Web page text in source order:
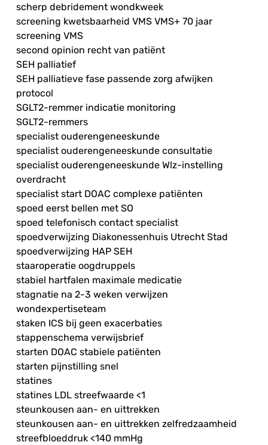
scherp debridement wondkweek
screening kwetsbaarheid VMS VMS+ 70 jaar
screening VMS
second opinion recht van patiënt
SEH palliatief
SEH palliatieve fase passende zorg afwijken
protocol
SGLT2-remmer indicatie monitoring
SGLT2-remmers
specialist ouderengeneeskunde
specialist ouderengeneeskunde consultatie
specialist ouderengeneeskunde Wlz-instelling
overdracht
specialist start DOAC complexe patiënten
spoed eerst bellen met SO
spoed telefonisch contact specialist
spoedverwijzing Diakonessenhuis Utrecht Stad
spoedverwijzing HAP SEH
staaroperatie oogdruppels
stabiel hartfalen maximale medicatie
stagnatie na 2-3 weken verwijzen
wondexpertiseteam
staken ICS bij geen exacerbaties
stappenschema verwijsbrief
starten DOAC stabiele patiënten
starten pijnstilling snel
statines
statines LDL streefwaarde <1
steunkousen aan- en uittrekken
steunkousen aan- en uittrekken zelfredzaamheid
streefbloeddruk <140 mmHg